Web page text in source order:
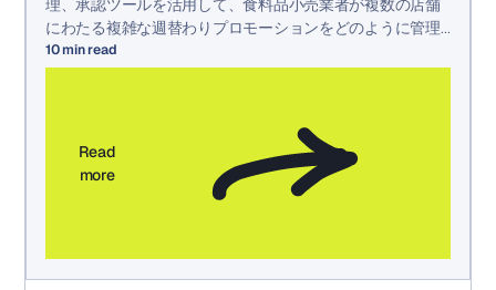
理、承認ツールを活用して、食料品小売業者が複数の店舗
にわたる複雑な週替わりプロモーションをどのように管理
しているかをご覧ください。
10min read
Read
more